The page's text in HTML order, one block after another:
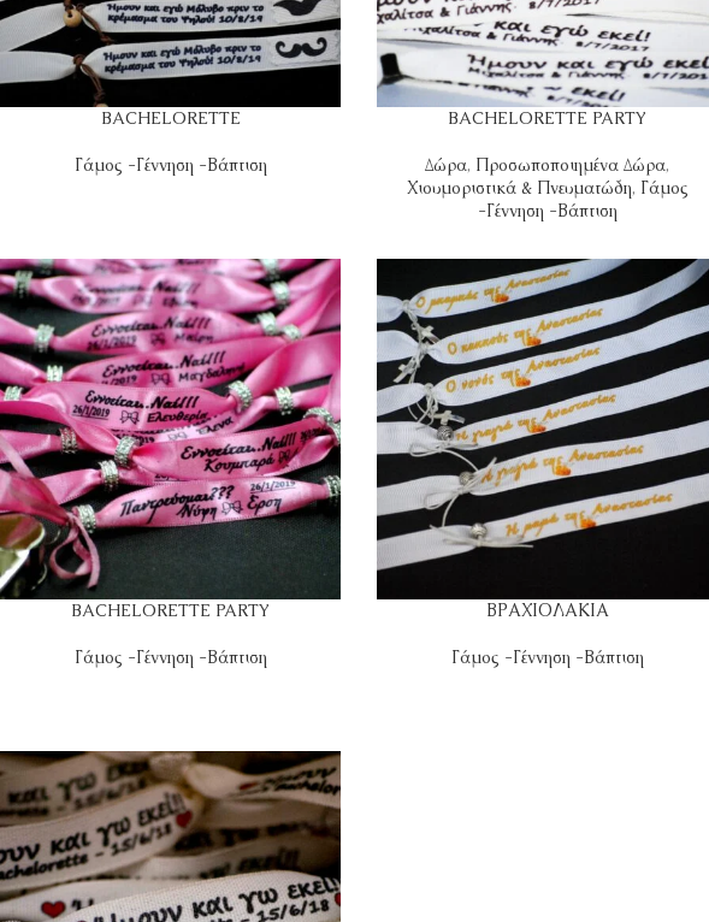
BACHELORETTE
Γάμος -Γέννηση -Βάπτιση
BACHELORETTE PARTY
Δώρα, Προσωποποιημένα Δώρα,
Χιουμοριστικά & Πνευματώδη, Γάμος
-Γέννηση -Βάπτιση
BACHELORETTE PARTY
Γάμος -Γέννηση -Βάπτιση
ΒΡΑΧΙΟΛΑΚΙΑ
Γάμος -Γέννηση -Βάπτιση